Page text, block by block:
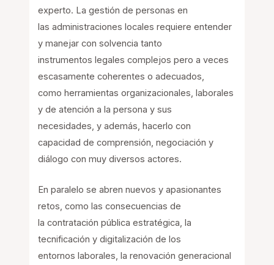
experto. La gestión de personas en
las administraciones locales requiere entender
y manejar con solvencia tanto
instrumentos legales complejos pero a veces
escasamente coherentes o adecuados,
como herramientas organizacionales, laborales
y de atención a la persona y sus
necesidades, y además, hacerlo con
capacidad de comprensión, negociación y
diálogo con muy diversos actores.
En paralelo se abren nuevos y apasionantes
retos, como las consecuencias de
la contratación pública estratégica, la
tecnificación y digitalización de los
entornos laborales, la renovación generacional